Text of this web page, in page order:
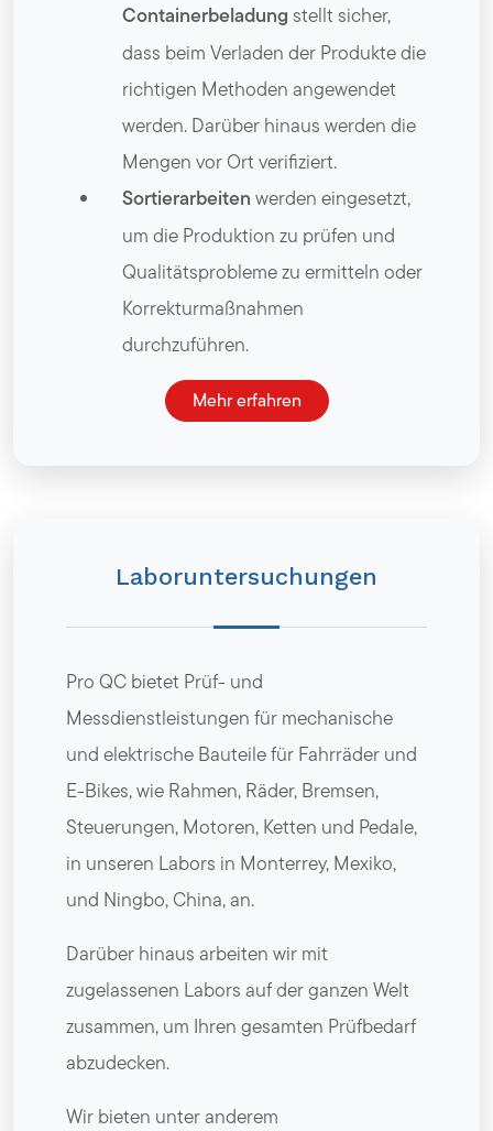
Containerbeladung stellt sicher,
dass beim Verladen der Produkte die
richtigen Methoden angewendet
werden. Darüber hinaus werden die
Mengen vor Ort verifiziert.
Sortierarbeiten werden eingesetzt,
um die Produktion zu prüfen und
Qualitätsprobleme zu ermitteln oder
Korrekturmaßnahmen
durchzuführen.
Mehr erfahren
Laboruntersuchungen
Pro QC bietet Prüf- und
Messdienstleistungen für mechanische
und elektrische Bauteile für Fahrräder und
E-Bikes, wie Rahmen, Räder, Bremsen,
Steuerungen, Motoren, Ketten und Pedale,
in unseren Labors in Monterrey, Mexiko,
und Ningbo, China, an.
Darüber hinaus arbeiten wir mit
zugelassenen Labors auf der ganzen Welt
zusammen, um Ihren gesamten Prüfbedarf
abzudecken.
Wir bieten unter anderem